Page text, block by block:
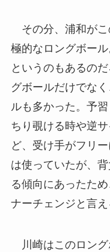
その分、浦和がこ
極的なロングボー
というのもあるの
グボールだけでな
ルも多かった。予
ちり覗ける時や逆
ど、受け手がフリ
は使っていたが、
る傾向にあったた
ナーチェンジと言え
川崎はこのロング